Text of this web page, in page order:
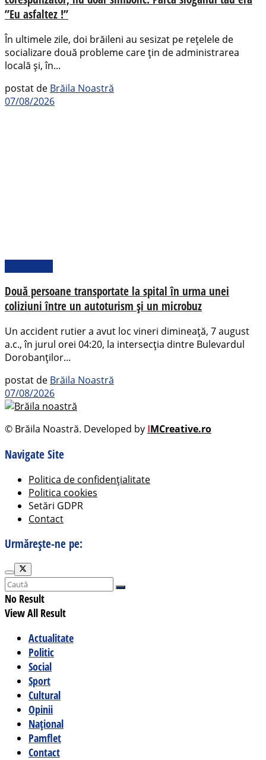
”Eu asfaltez !”
În ultimele zile, doi brăileni au sesizat pe rețelele de
socializare două probleme care țin de administrarea
locală și, în...
postat de Brăila Noastră
07/08/2026
Două persoane transportate la spital în urma unei
coliziuni între un autoturism și un microbuz
Un accident rutier a avut loc vineri dimineață, 7 august
a.c., în jurul orei 04:20, la intersecția dintre Bulevardul
Dorobanților...
postat de Brăila Noastră
07/08/2026
© Brăila Noastră. Developed by IMCreative.ro
Navigate Site
Politica de confidențialitate
Politica cookies
Setări GDPR
Contact
Urmărește-ne pe:
No Result
View All Result
Actualitate
Politic
Social
Sport
Cultural
Opinii
Național
Pamflet
Contact